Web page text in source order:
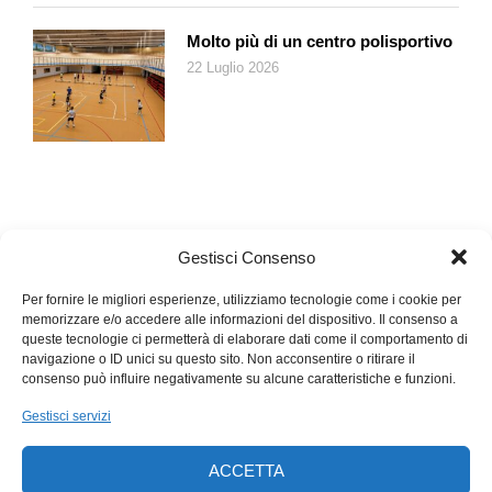
Gestisci Consenso
Per fornire le migliori esperienze, utilizziamo tecnologie come i cookie per
memorizzare e/o accedere alle informazioni del dispositivo. Il consenso a
queste tecnologie ci permetterà di elaborare dati come il comportamento di
navigazione o ID unici su questo sito. Non acconsentire o ritirare il
consenso può influire negativamente su alcune caratteristiche e funzioni.
Gestisci servizi
ACCETTA
quasi ossessivo, «ma guarda che qui se c’è vassallaggio è
quello dei cinesi». Anche la Grecia fa parte di questo gruppo di
paesi che spingono contro una svolta anticinese dell’Ue, e la
somma dei paesi filocinesi spacca a metà il continente (sono
tredici, su ventisette, o ventotto, ma gli inglesi chi li calcola
più). La forza è stare insieme, l’unità è l’unica chance perché
Molto più di un centro polisportivo
22 Luglio 2026